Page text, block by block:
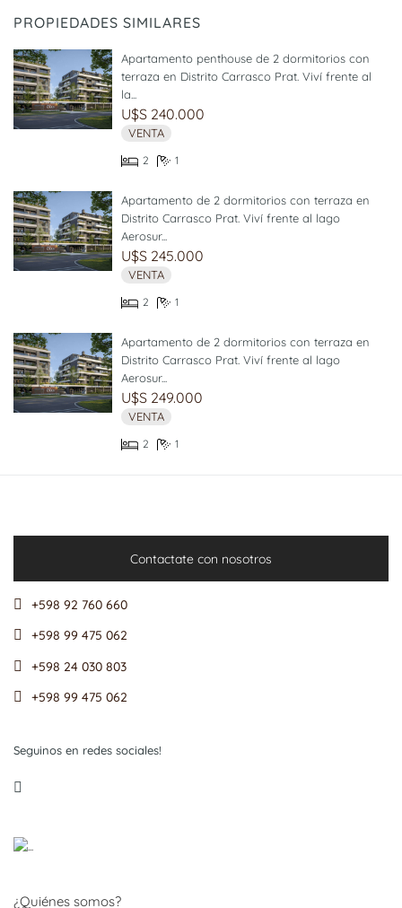
PROPIEDADES SIMILARES
Apartamento penthouse de 2 dormitorios con
terraza en Distrito Carrasco Prat. Viví frente al
la...
U$S 240.000
VENTA
2 1
Apartamento de 2 dormitorios con terraza en
Distrito Carrasco Prat. Viví frente al lago
Aerosur...
U$S 245.000
VENTA
2 1
Apartamento de 2 dormitorios con terraza en
Distrito Carrasco Prat. Viví frente al lago
Aerosur...
U$S 249.000
VENTA
2 1
Contactate con nosotros
+598 92 760 660
+598 99 475 062
+598 24 030 803
+598 99 475 062
Seguinos en redes sociales!
¿Quiénes somos?